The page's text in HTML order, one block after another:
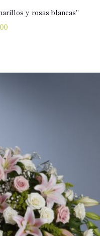
y rosas blancas”